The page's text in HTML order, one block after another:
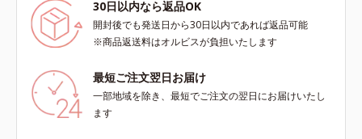
＝整肌成分*4 天然ビタミンE、イノ
シット、フィチン酸、ユズセラミ
ド、スフィンゴ糖脂質*5 テトラ2-
ヘキシルデカン酸アスコルビル、天
然ビタミンE、イノシット、フィチ
ン酸、ユズセラミド、スフィンゴ糖
脂質配合＝肌をなめらかに整える整
いても問題ありません。【ご使用方
法】①適量(さくらんぼ 1粒程度)を
とり、乾いた肌の上で優しくらせん
②指先の感触が軽くなったら、水ま
たはぬるま湯でよく洗い流します。
30日以内なら返品OK
開封後でも発送日から30日以内であれば返品可能
※商品返送料はオルビスが負担いたします
最短ご注文翌日お届け
一部地域を除き、最短でご注文の翌日にお届けいたし
ます